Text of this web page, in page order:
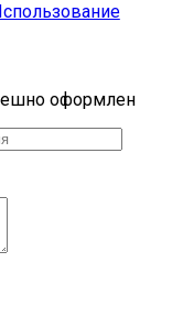
оформлен